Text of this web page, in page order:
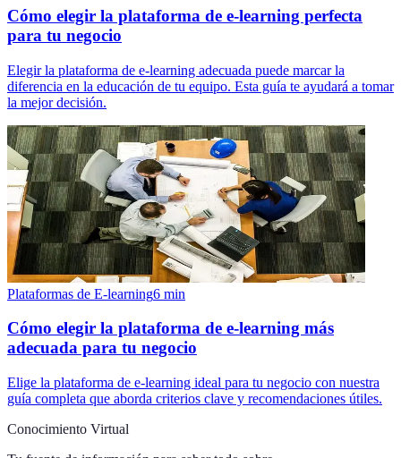
Cómo elegir la plataforma de e-learning perfecta
para tu negocio
Elegir la plataforma de e-learning adecuada puede marcar la
diferencia en la educación de tu equipo. Esta guía te ayudará a tomar
la mejor decisión.
Plataformas de E-learning6 min
Cómo elegir la plataforma de e-learning más
adecuada para tu negocio
Elige la plataforma de e-learning ideal para tu negocio con nuestra
guía completa que aborda criterios clave y recomendaciones útiles.
Conocimiento Virtual